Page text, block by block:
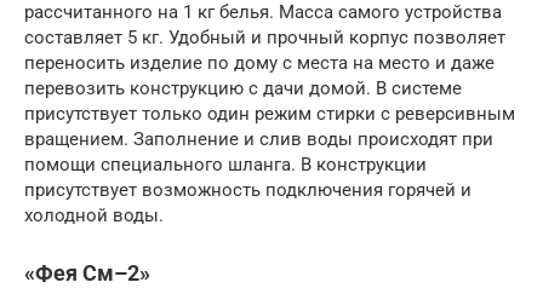
рассчитанного на 1 кг белья. Масса самого устройства
составляет 5 кг. Удобный и прочный корпус позволяет
переносить изделие по дому с места на место и даже
перевозить конструкцию с дачи домой. В системе
присутствует только один режим стирки с реверсивным
вращением. Заполнение и слив воды происходят при
помощи специального шланга. В конструкции
присутствует возможность подключения горячей и
холодной воды.
«Фея См–2»